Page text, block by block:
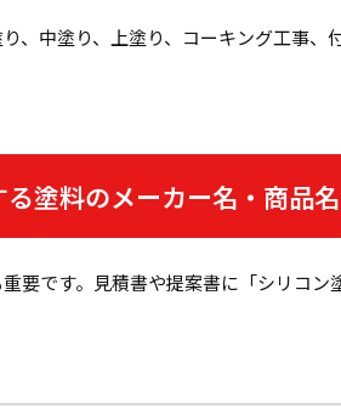
、中塗り、上塗り、コーキング工事、
塗料のメーカー名・商品
要です。見積書や提案書に「シリコ